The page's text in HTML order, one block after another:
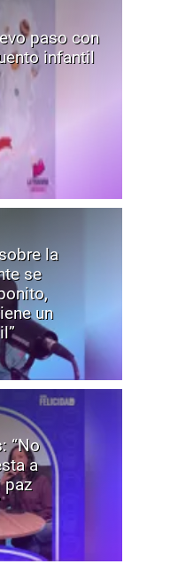
paso con
infantil
la
se
un
“No
a
paz